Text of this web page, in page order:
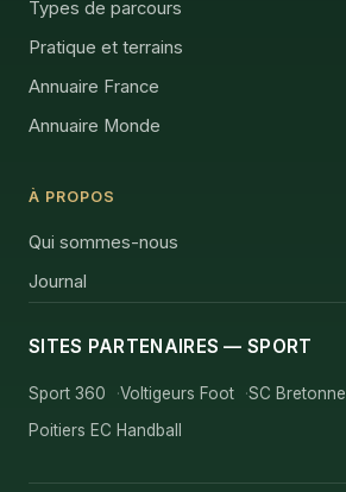
Types de parcours
Pratique et terrains
Annuaire France
Annuaire Monde
À PROPOS
Qui sommes-nous
Journal
SITES PARTENAIRES — SPORT
Sport 360 Voltigeurs Foot
SC Bretonne
Poitiers EC Handball